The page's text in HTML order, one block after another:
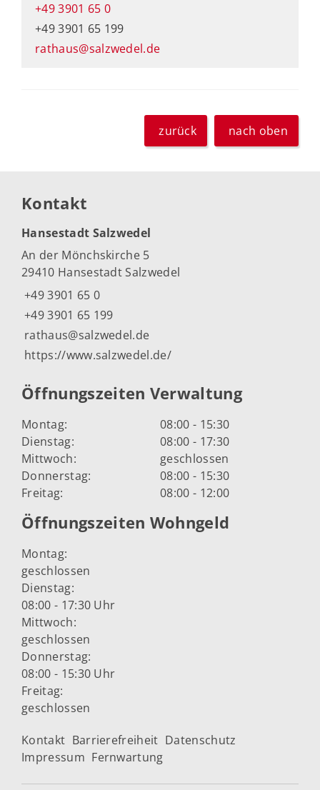
+49 3901 65 0
+49 3901 65 199
rathaus@salzwedel.de
zurück nach oben
Kontakt
Hansestadt Salzwedel
An der Mönchskirche 5
29410 Hansestadt Salzwedel
+49 3901 65 0
+49 3901 65 199
rathaus@salzwedel.de
https://www.salzwedel.de/
Öffnungszeiten Verwaltung
Montag:
08:00 - 15:30
Dienstag:
08:00 - 17:30
Mittwoch:
geschlossen
Donnerstag:
08:00 - 15:30
Freitag:
08:00 - 12:00
Öffnungszeiten Wohngeld
Montag:
geschlossen
Dienstag:
08:00 - 17:30 Uhr
Mittwoch:
geschlossen
Donnerstag:
08:00 - 15:30 Uhr
Freitag:
geschlossen
Kontakt Barrierefreiheit Datenschutz
Impressum Fernwartung